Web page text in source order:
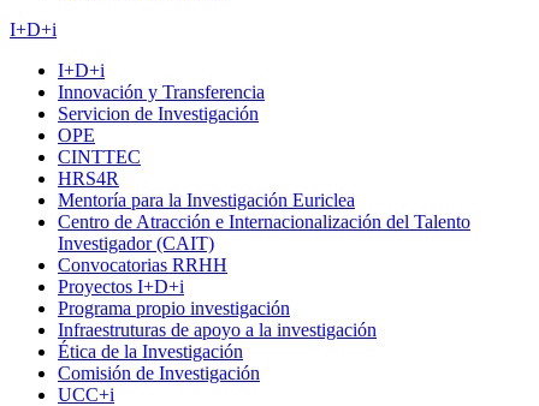
I+D+i
I+D+i
Innovación y Transferencia
Servicion de Investigación
OPE
CINTTEC
HRS4R
Mentoría para la Investigación Euriclea
Centro de Atracción e Internacionalización del Talento
Investigador (CAIT)
Convocatorias RRHH
Proyectos I+D+i
Programa propio investigación
Infraestruturas de apoyo a la investigación
Ética de la Investigación
Comisión de Investigación
UCC+i